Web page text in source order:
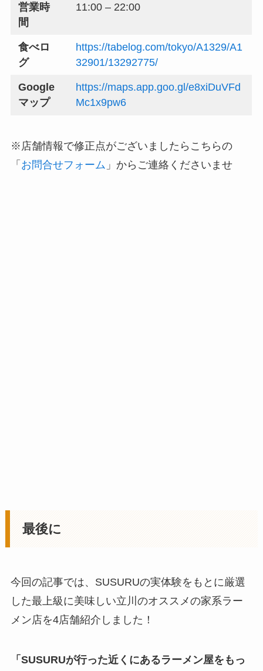
営業時
間
11:00 – 22:00
食べロ
グ
https://tabelog.com/tokyo/A1329/A1
32901/13292775/
Google
マップ
https://maps.app.goo.gl/e8xiDuVFd
Mc1x9pw6
※店舗情報で修正点がございましたらこちらの
「 お問合せフォーム 」からご連絡くださいませ
最後に
今回の記事では、SUSURUの実体験をもとに厳選
した最上級に美味しい立川のオススメの家系ラー
メン店を4店舗紹介しました！
「SUSURUが行った近くにあるラーメン屋をもっ